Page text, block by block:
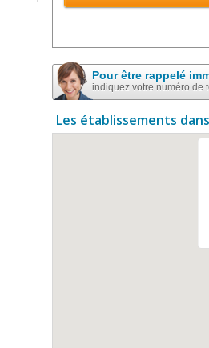
Pour être rappelé
indiquez votre numéro de
Les établissements